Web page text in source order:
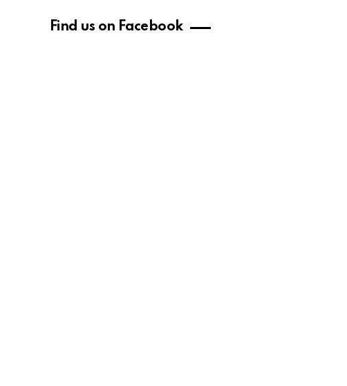
Find us on Facebook